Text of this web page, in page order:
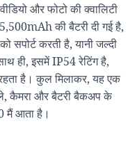
और फोटो की क्वालिटी
की बैटरी दी गई है,
सपोर्ट करती है, यानी जल्दी
ही, इसमें IP54 रेटिंग है,
है। कुल मिलाकर, यह एक
कैमरा और बैटरी बैकअप के
आता है।